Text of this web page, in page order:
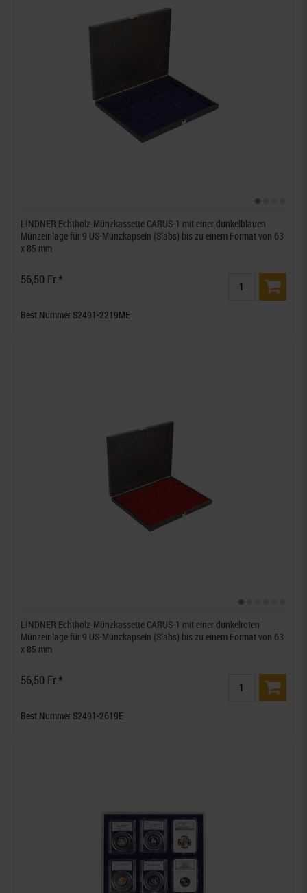
LINDNER Echtholz-Münzkassette CARUS-1 mit einer dunkelblauen
Münzeinlage für 9 US-Münzkapseln (Slabs) bis zu einem Format von 63
x 85 mm
56,50 Fr.*
Best.Nummer S2491-2219ME
LINDNER Echtholz-Münzkassette CARUS-1 mit einer dunkelroten
Münzeinlage für 9 US-Münzkapseln (Slabs) bis zu einem Format von 63
x 85 mm
56,50 Fr.*
Best.Nummer S2491-2619E